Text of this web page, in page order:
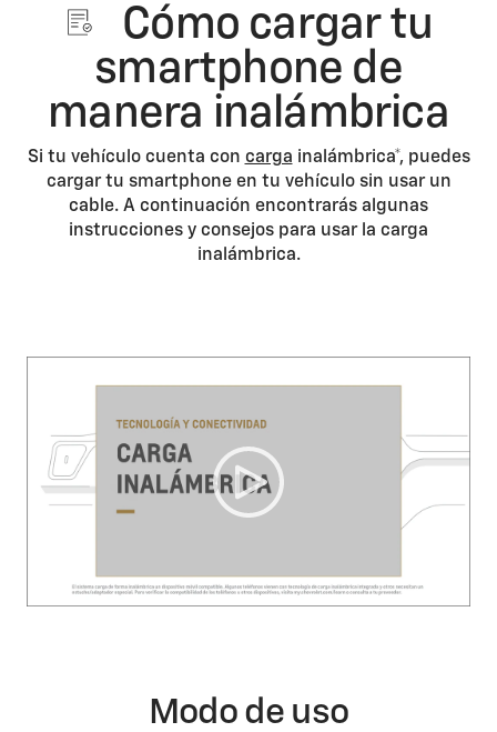
Cómo cargar tu
smartphone de
manera inalámbrica
Si tu vehículo cuenta con carga inalámbrica*, puedes
cargar tu smartphone en tu vehículo sin usar un
cable. A continuación encontrarás algunas
instrucciones y consejos para usar la carga
inalámbrica.
Modo de uso